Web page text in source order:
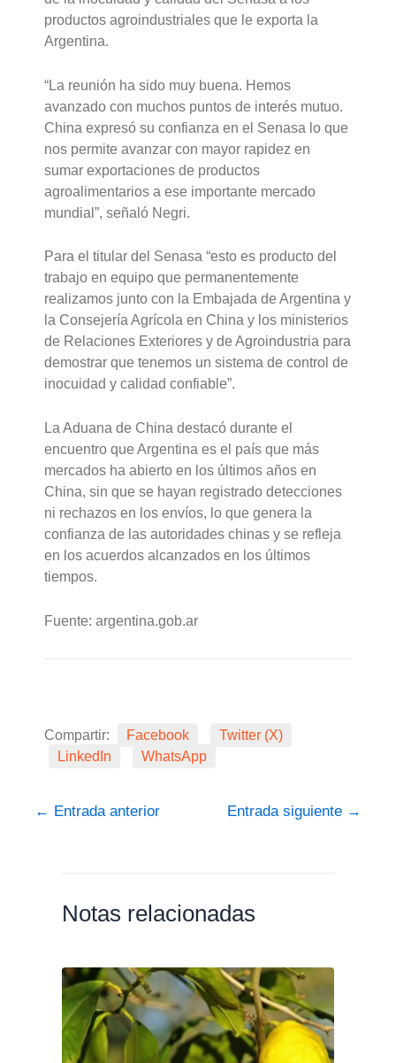
productos agroindustriales que le exporta la
Argentina.
“La reunión ha sido muy buena. Hemos
avanzado con muchos puntos de interés mutuo.
China expresó su confianza en el Senasa lo que
nos permite avanzar con mayor rapidez en
sumar exportaciones de productos
agroalimentarios a ese importante mercado
mundial”, señaló Negri.
Para el titular del Senasa “esto es producto del
trabajo en equipo que permanentemente
realizamos junto con la Embajada de Argentina y
la Consejería Agrícola en China y los ministerios
de Relaciones Exteriores y de Agroindustria para
demostrar que tenemos un sistema de control de
inocuidad y calidad confiable”.
La Aduana de China destacó durante el
encuentro que Argentina es el país que más
mercados ha abierto en los últimos años en
China, sin que se hayan registrado detecciones
ni rechazos en los envíos, lo que genera la
confianza de las autoridades chinas y se refleja
en los acuerdos alcanzados en los últimos
tiempos.
Fuente: argentina.gob.ar
Compartir: Facebook
Twitter (X)
LinkedIn
WhatsApp
← Entrada anterior Entrada siguiente →
Notas relacionadas